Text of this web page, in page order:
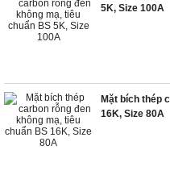
5K, Size 100A
Mặt bích thép
16K, Size 80A